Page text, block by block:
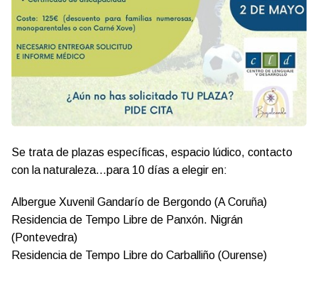
Se trata de plazas específicas, espacio lúdico, contacto
con la naturaleza...para 10 días a elegir en:
Albergue Xuvenil Gandarío de Bergondo (A Coruña)
Residencia de Tempo Libre de Panxón. Nigrán
(Pontevedra)
Residencia de Tempo Libre do Carballiño (Ourense)